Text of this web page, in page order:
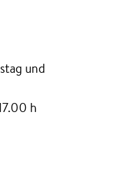
und
h